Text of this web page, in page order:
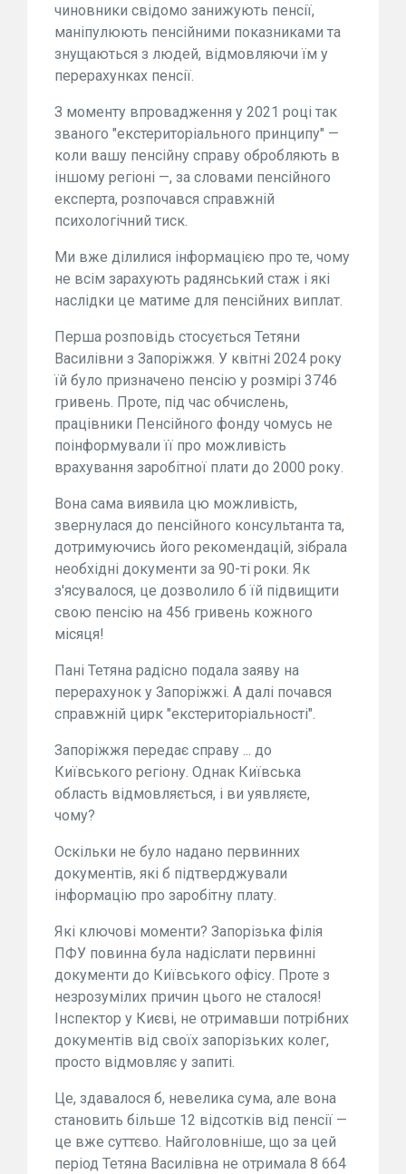
чиновники свідомо занижують пенсії,
маніпулюють пенсійними показниками та
знущаються з людей, відмовляючи їм у
перерахунках пенсії.
З моменту впровадження у 2021 році так
званого "екстериторіального принципу" —
коли вашу пенсійну справу обробляють в
іншому регіоні —, за словами пенсійного
експерта, розпочався справжній
психологічний тиск.
Ми вже ділилися інформацією про те, чому
не всім зарахують радянський стаж і які
наслідки це матиме для пенсійних виплат.
Перша розповідь стосується Тетяни
Василівни з Запоріжжя. У квітні 2024 року
їй було призначено пенсію у розмірі 3746
гривень. Проте, під час обчислень,
працівники Пенсійного фонду чомусь не
поінформували її про можливість
врахування заробітної плати до 2000 року.
Вона сама виявила цю можливість,
звернулася до пенсійного консультанта та,
дотримуючись його рекомендацій, зібрала
необхідні документи за 90-ті роки. Як
з'ясувалося, це дозволило б їй підвищити
свою пенсію на 456 гривень кожного
місяця!
Пані Тетяна радісно подала заяву на
перерахунок у Запоріжжі. А далі почався
справжній цирк "екстериторіальності".
Запоріжжя передає справу ... до
Київського регіону. Однак Київська
область відмовляється, і ви уявляєте,
чому?
Оскільки не було надано первинних
документів, які б підтверджували
інформацію про заробітну плату.
Які ключові моменти? Запорізька філія
ПФУ повинна була надіслати первинні
документи до Київського офісу. Проте з
незрозумілих причин цього не сталося!
Інспектор у Києві, не отримавши потрібних
документів від своїх запорізьких колег,
просто відмовляє у запиті.
Це, здавалося б, невелика сума, але вона
становить більше 12 відсотків від пенсії —
це вже суттєво. Найголовніше, що за цей
період Тетяна Василівна не отримала 8 664